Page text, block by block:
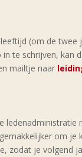
(om de
te schrijven, kan
mailtje naar
ledenadministratie
om je
zodat je volgend